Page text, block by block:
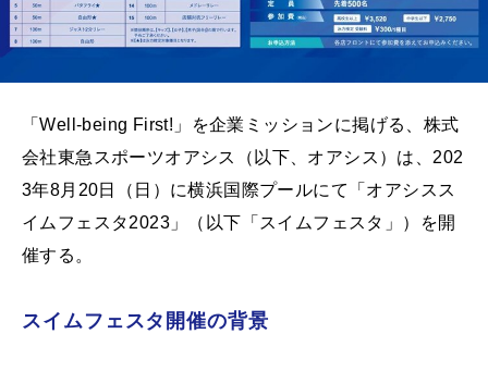
「Well-being First!」を企業ミッションに掲げる、株式
会社東急スポーツオアシス（以下、オアシス）は、202
3年8月20日（日）に横浜国際プールにて「オアシスス
イムフェスタ2023」（以下「スイムフェスタ」）を開
催する。
スイムフェスタ開催の背景